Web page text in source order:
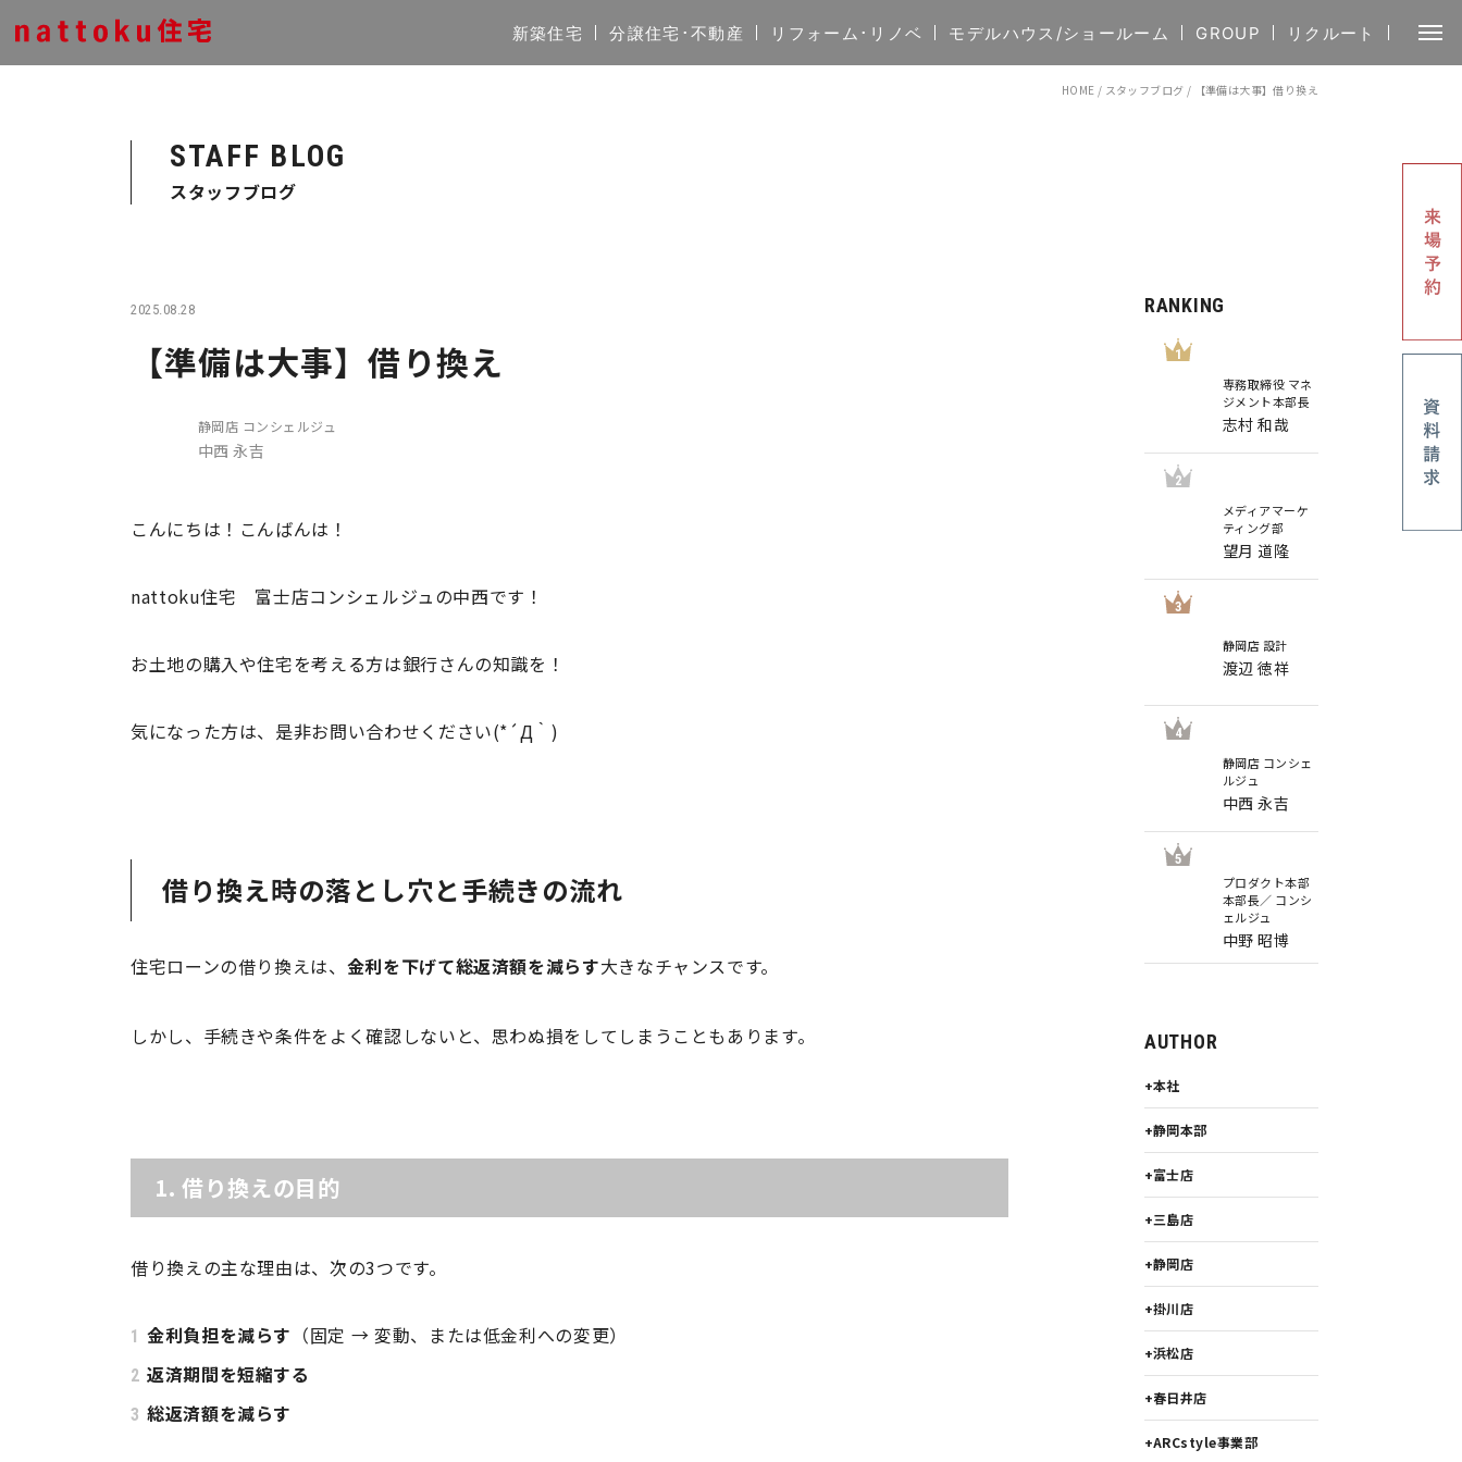
新築住宅 分譲住宅･不動産 リフォーム･リノベ モデルハウス/ショールーム GROUP リクルート
HOME / スタッフブログ / 【準備は大事】借り換え
STAFF BLOG
スタッフブログ
2025.08.28
【準備は大事】借り換え
静岡店 コンシェルジュ
中西 永吉
こんにちは！こんばんは！
nattoku住宅 富士店コンシェルジュの中西です！
お土地の購入や住宅を考える方は銀行さんの知識を！
気になった方は、是非お問い合わせください(*´Д｀)
借り換え時の落とし穴と手続きの流れ
住宅ローンの借り換えは、 金利を下げて総返済額を減らす大きなチャンスです。
しかし、手続きや条件をよく確認しないと、思わぬ損をしてしまうこともあります。
1. 借り換えの目的
借り換えの主な理由は、次の3つです。
金利負担を減らす （固定 → 変動、または低金利への変更）
返済期間を短縮する
総返済額を減らす
RANKING
1
専務取締役 マネ
ジメント本部長
志村 和哉
2
メディアマーケ
ティング部
望月 道隆
3
静岡店 設計
渡辺 徳祥
4
静岡店 コンシェ
ルジュ
中西 永吉
5
プロダクト本部
本部長／ コンシ
ェルジュ
中野 昭博
AUTHOR
本社
静岡本部
富士店
三島店
静岡店
掛川店
浜松店
春日井店
ARCstyle事業部